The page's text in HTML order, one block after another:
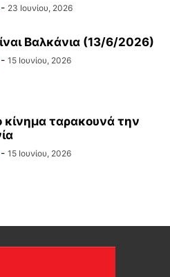
- 23 Ιουνίου, 2026
Βαλκάνια (13/6/2026)
- 15 Ιουνίου, 2026
κίνημα ταρακουνά την
- 15 Ιουνίου, 2026